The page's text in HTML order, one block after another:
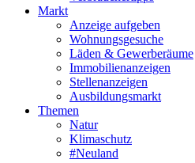
Markt
Anzeige aufgeben
Wohnungsgesuche
Läden & Gewerberäume
Immobilienanzeigen
Stellenanzeigen
Ausbildungsmarkt
Themen
Natur
Klimaschutz
#Neuland